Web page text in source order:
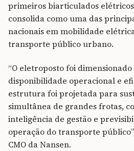
primeiros biarticulados
consolida como uma das
nacionais em mobilidade
transporte público urbano.
“O eletroposto foi
disponibilidade operacional e
estrutura foi projetada para
simultânea de grandes frotas,
inteligência de gestão e
operação do transporte
CMO da Nansen.